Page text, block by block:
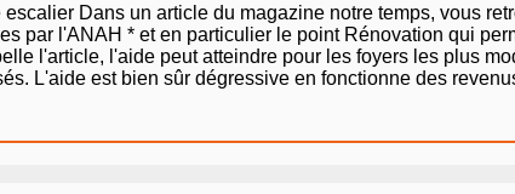
Dans un article du magazine notre temps, vous
par l'ANAH * et en particulier le point Rénovation qui
l'article, l'aide peut atteindre pour les foyers les plus
L'aide est bien sûr dégressive en fonctionne des